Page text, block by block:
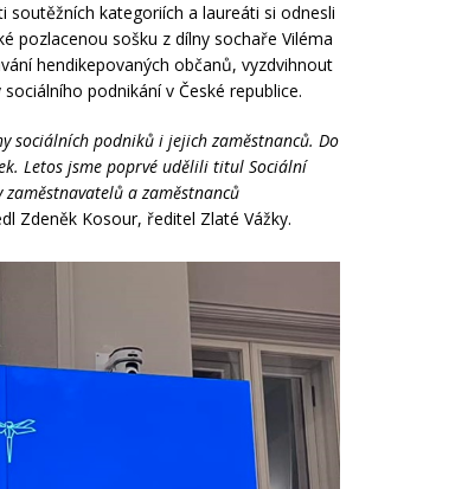
soutěžních kategoriích a laureáti si odnesli
pozlacenou sošku z dílny sochaře Viléma
hendikepovaných občanů, vyzdvihnout
podnikání v České republice.
sociálních podniků i jejich zaměstnanců. Do
Letos jsme poprvé udělili titul Sociální
a zaměstnanců
Zdeněk Kosour, ředitel Zlaté Vážky.